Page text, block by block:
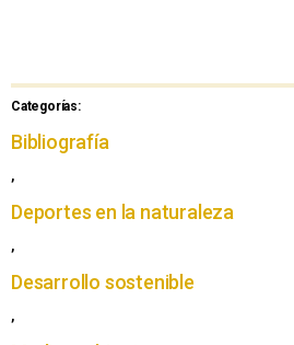
Categorías:
Bibliografía
,
Deportes en la naturaleza
,
Desarrollo sostenible
,